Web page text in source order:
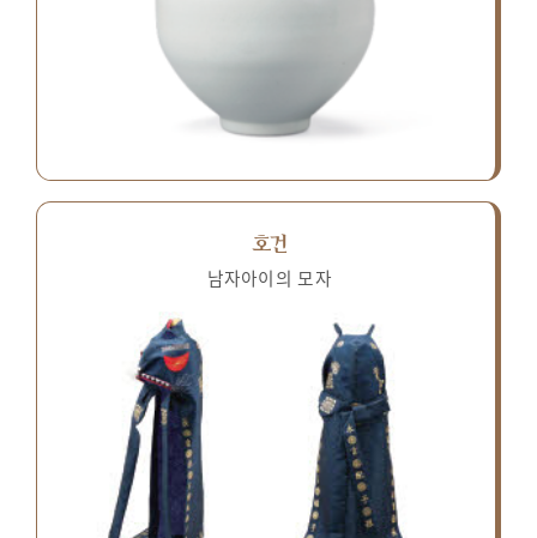
호건
남자아이의 모자